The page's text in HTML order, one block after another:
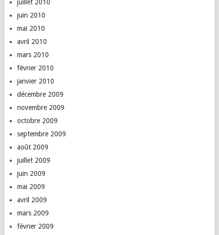
juillet 2010
juin 2010
mai 2010
avril 2010
mars 2010
février 2010
janvier 2010
décembre 2009
novembre 2009
octobre 2009
septembre 2009
août 2009
juillet 2009
juin 2009
mai 2009
avril 2009
mars 2009
février 2009